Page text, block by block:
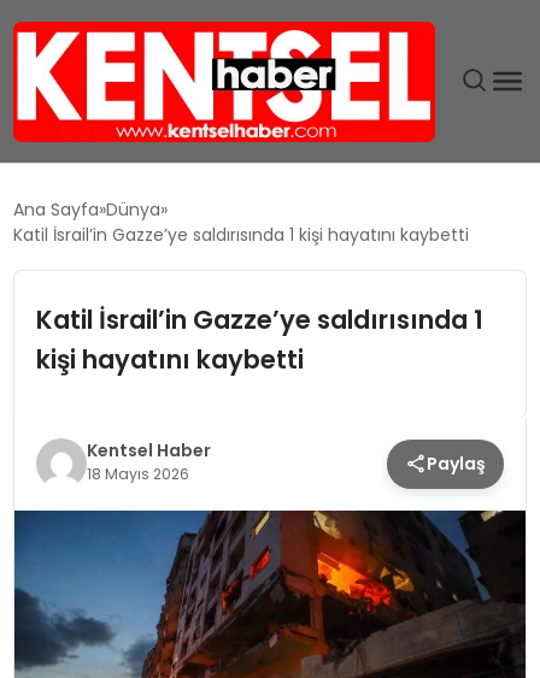
EKONOMI
EĞITIM
TEKNOLOJI
MAGAZIN
KÜLTÜR & SANAT
SPOR
Ana Sayfa Dünya
Katil İsrail’in Gazze’ye saldırısında 1 kişi hayatını kaybetti
Katil İsrail’in Gazze’ye saldırısında 1
kişi hayatını kaybetti
Kentsel Haber
18 Mayıs 2026 Paylaş